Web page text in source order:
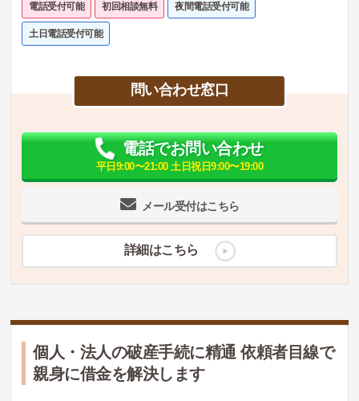
電話受付可能 初回相談無料 夜間電話受付可能
土日電話受付可能
問い合わせ窓口
メール受付はこちら
電話でお問い合わせ
平日9:00〜21:00 土日祝日9:00〜19:00
詳細はこちら
個人・法人の破産手続に精通 依頼者目線で
親身に借金を解決します